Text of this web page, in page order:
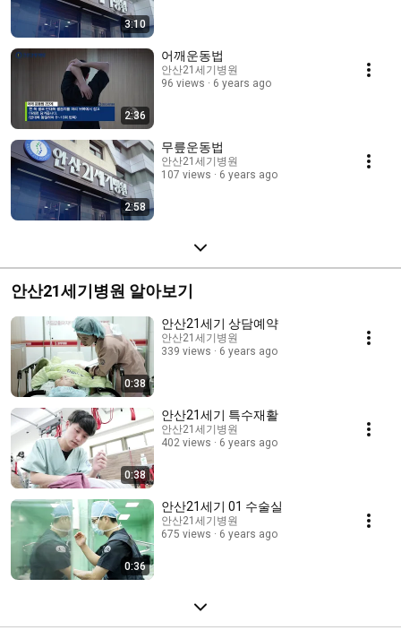
3:10
2:36
어깨운동법
안산21세기병원
96 views
6 years ago
2:58
무릎운동법
안산21세기병원
107 views
6 years ago
안산21세기병원 알아보기
0:38
안산21세기 상담예약
안산21세기병원
339 views
6 years ago
0:38
안산21세기 특수재활
안산21세기병원
402 views
6 years ago
0:36
안산21세기 01 수술실
안산21세기병원
675 views
6 years ago